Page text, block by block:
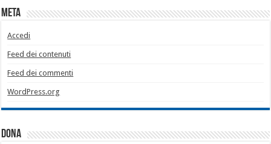
Meta
Accedi
Feed dei contenuti
Feed dei commenti
WordPress.org
Dona